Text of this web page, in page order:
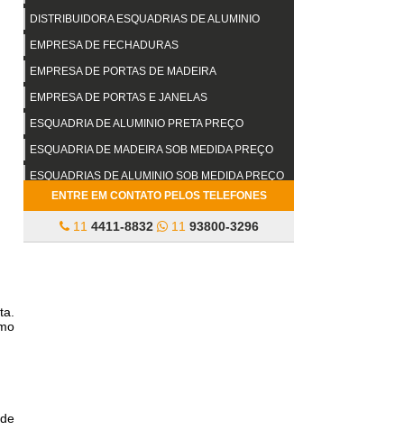
DISTRIBUIDORA ESQUADRIAS DE ALUMINIO
EMPRESA DE FECHADURAS
EMPRESA DE PORTAS DE MADEIRA
EMPRESA DE PORTAS E JANELAS
ESQUADRIA DE ALUMINIO PRETA PREÇO
ESQUADRIA DE MADEIRA SOB MEDIDA PREÇO
ESQUADRIAS DE ALUMINIO SOB MEDIDA PREÇO
ESQUADRIAS DE MADEIRA SOB MEDIDA
FECHADURA MULTIPONTO
ENTRE EM CONTATO PELOS TELEFONES
11 4411-8832 11 93800-3296